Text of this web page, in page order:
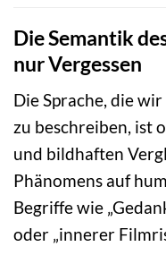
Die Semantik
nur Vergessen
Die Sprache, die
zu beschreiben, ist
und bildhaften
Phänomens auf
Begriffe wie
oder „innerer